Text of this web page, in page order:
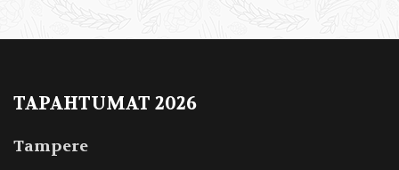
TAPAHTUMAT 2026
Tampere